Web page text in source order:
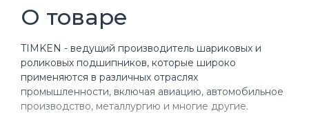
О товаре
TIMKEN - ведущий производитель шариковых и
роликовых подшипников, которые широко
применяются в различных отраслях
промышленности, включая авиацию, автомобильное
производство, металлургию и многие другие.